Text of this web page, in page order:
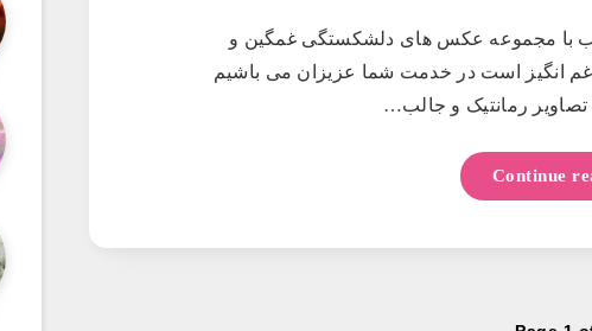
با مجموعه عکس های دلشکستگی غمگین و
انگیز است در خدمت شما عزیزان می باشیم
تصاویر رمانتیک و جالب…
Continue